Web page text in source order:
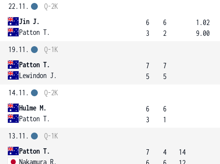
22.11.
Jin J.
Patton T.
Q-2K
6
3
6
2
1.02
9.00
19.11.
Patton T.
Lewindon J.
Q-1K
7
5
7
5
14.11.
Hulme M.
Patton T.
Q-2K
6
3
6
1
13.11.
Patton T.
Nakamura R.
Q-1K
7
4
14